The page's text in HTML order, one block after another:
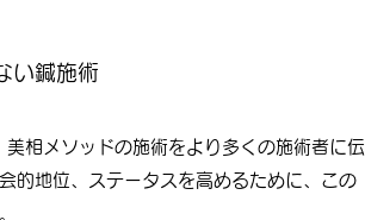
い鍼施術
相メソッドの施術をより多くの施術者に伝
的地位、ステータスを高めるために、この